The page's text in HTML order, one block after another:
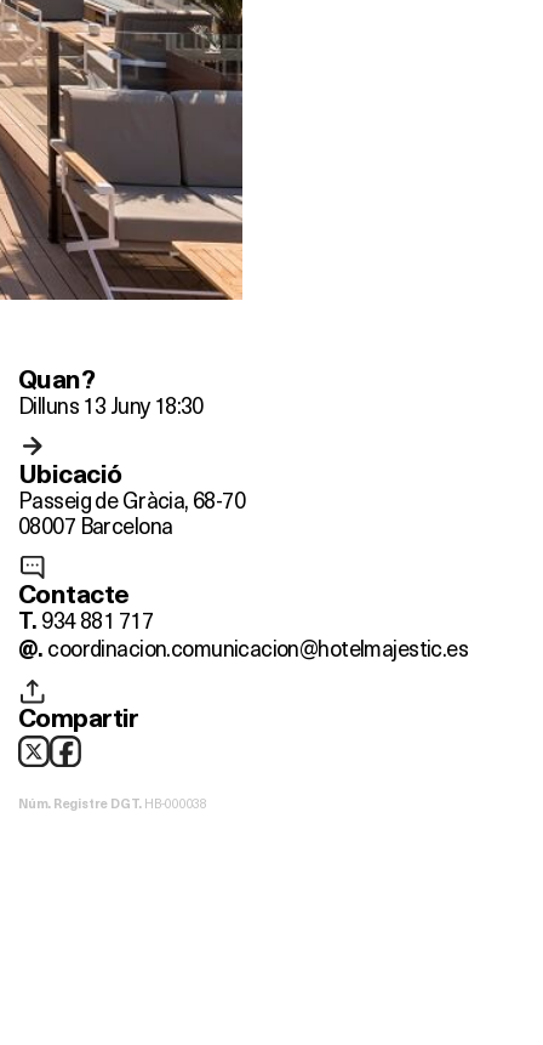
Quan?
Dilluns 13 Juny 18:30
Ubicació
Passeig de Gràcia, 68-70
08007 Barcelona
Contacte
T. 934 881 717
@. coordinacion.comunicacion@hotelmajestic.es
Compartir
Núm. Registre DGT. HB-000038